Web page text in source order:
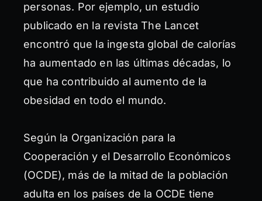
personas. Por ejemplo, un estudio
publicado en la revista The Lancet
encontró que la ingesta global de calorías
ha aumentado en las últimas décadas, lo
que ha contribuido al aumento de la
obesidad en todo el mundo.
Según la Organización para la
Cooperación y el Desarrollo Económicos
(OCDE), más de la mitad de la población
adulta en los países de la OCDE tiene